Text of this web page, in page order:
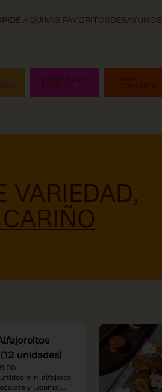
PIDE AQUÍMIS FAVORITOSDESAYUNOS
unidades)
mini alfajores
y lúcuma)